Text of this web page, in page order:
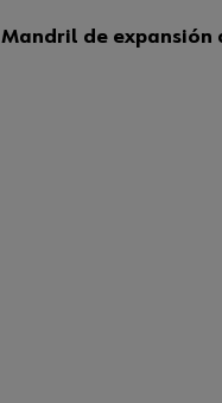
Mandril de expansión